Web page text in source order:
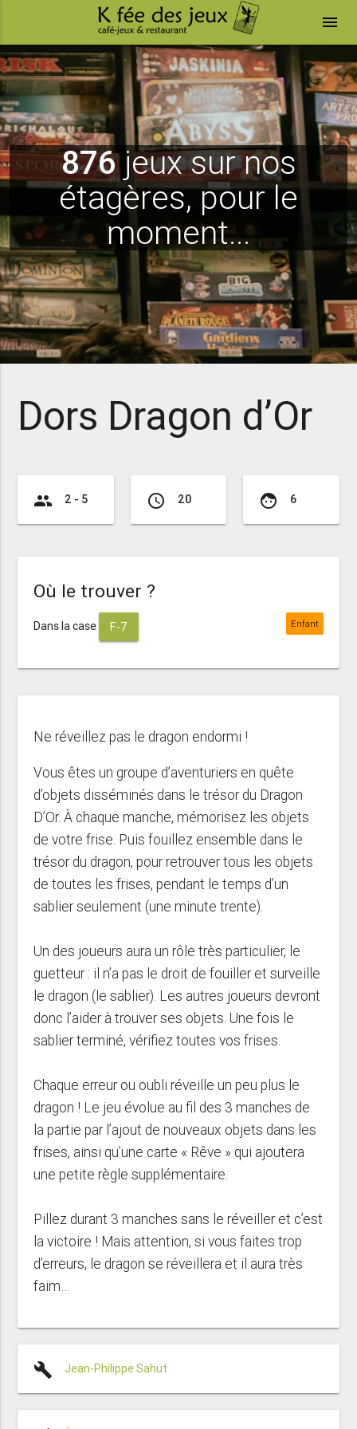
menu
876jeux sur nos
étagères, pour le
moment...
Dors Dragon d’Or
group 2 - 5 access_time 20 face 6
Où le trouver ?
Dans la case F-7 Enfant
Ne réveillez pas le dragon endormi !
Vous êtes un groupe d’aventuriers en quête
d’objets disséminés dans le trésor du Dragon
D’Or. À chaque manche, mémorisez les objets
de votre frise. Puis fouillez ensemble dans le
trésor du dragon, pour retrouver tous les objets
de toutes les frises, pendant le temps d’un
sablier seulement (une minute trente).
Un des joueurs aura un rôle très particulier, le
guetteur : il n’a pas le droit de fouiller et surveille
le dragon (le sablier). Les autres joueurs devront
donc l’aider à trouver ses objets. Une fois le
sablier terminé, vérifiez toutes vos frises.
Chaque erreur ou oubli réveille un peu plus le
dragon ! Le jeu évolue au fil des 3 manches de
la partie par l’ajout de nouveaux objets dans les
frises, ainsi qu’une carte « Rêve » qui ajoutera
une petite règle supplémentaire.
Pillez durant 3 manches sans le réveiller et c’est
la victoire ! Mais attention, si vous faites trop
d’erreurs, le dragon se réveillera et il aura très
faim…
build Jean-Philippe Sahut